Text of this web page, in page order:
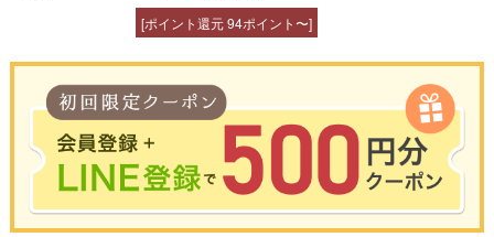
[ポイント還元 94ポイント〜]